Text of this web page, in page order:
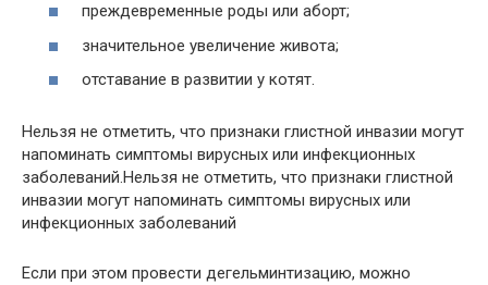
преждевременные роды или аборт;
значительное увеличение живота;
отставание в развитии у котят.
Нельзя не отметить, что признаки глистной инвазии могут
напоминать симптомы вирусных или инфекционных
заболеваний.Нельзя не отметить, что признаки глистной
инвазии могут напоминать симптомы вирусных или
инфекционных заболеваний
Если при этом провести дегельминтизацию, можно